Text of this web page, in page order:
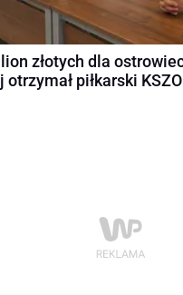
złotych dla
piłkarski KSZO